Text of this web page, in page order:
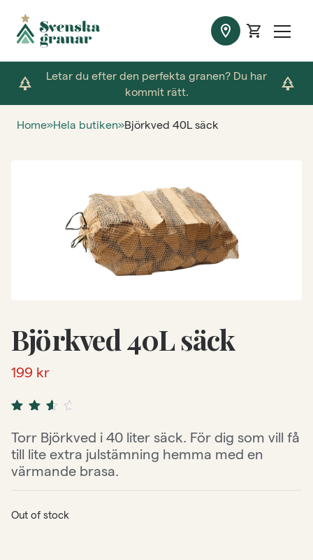
location_on shopping_cart
park
Letar du efter den perfekta granen? Du har
kommit rätt.
park
Home»Hela butiken»Björkved 40L säck
Björkved 40L säck
199 kr
3.50
out of 5
based
on
customer
ratings
Torr Björkved i 40 liter säck. För dig som vill få
till lite extra julstämning hemma med en
värmande brasa.
Out of stock